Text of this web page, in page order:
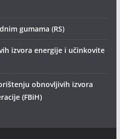
gumama (RS)
izvora energije i učinkovite
obnovljivih izvora
(FBiH)